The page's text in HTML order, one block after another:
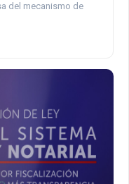
del mecanismo de